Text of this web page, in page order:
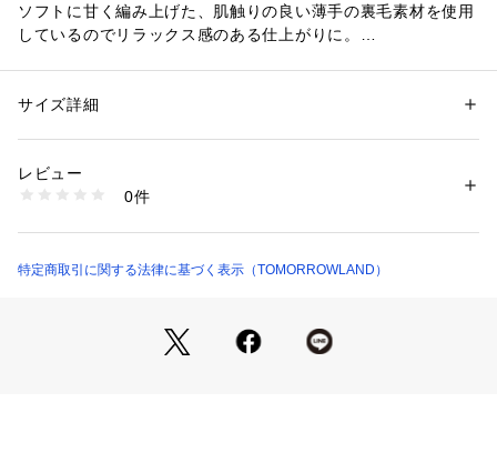
ソフトに甘く編み上げた、肌触りの良い薄手の裏毛素材を使用
しているのでリラックス感のある仕上がりに。
〈JAMES PERSE (ジェームスパース）〉
幼少期から世界中の良いものに触れ、培われた審美眼をもつデ
ザイナー自身のライフスタイルをモダナイズし、新しいカリフ
※商品の色味は、商品単体の画像をご確認ください
店舗にお問い合わせの際は、下記の商品番号をお申し付けくだ
性別：メンズ
素材：コットン100％
洗濯：手洗い、漂白不可、タンブル乾燥不可、自然乾燥、アイロン仕上げ
不可、ドライ不可、ウエットクリーニング可
商品番号：1095000002377 （モール）
サイズ詳細
レビュー
0件
特定商取引に関する法律に基づく表示（TOMORROWLAND）